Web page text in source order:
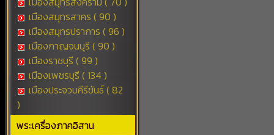
เมืองสมุทรสาคร ( 90 )
เมืองสมุทรปราการ ( 96 )
เมืองกาญจนบุรี ( 90 )
เมืองราชบุรี ( 99 )
เมืองเพชรบุรี ( 134 )
เมืองประจวบคีรีขันธ์ ( 82
)
พระเครื่องภาคอิสาน